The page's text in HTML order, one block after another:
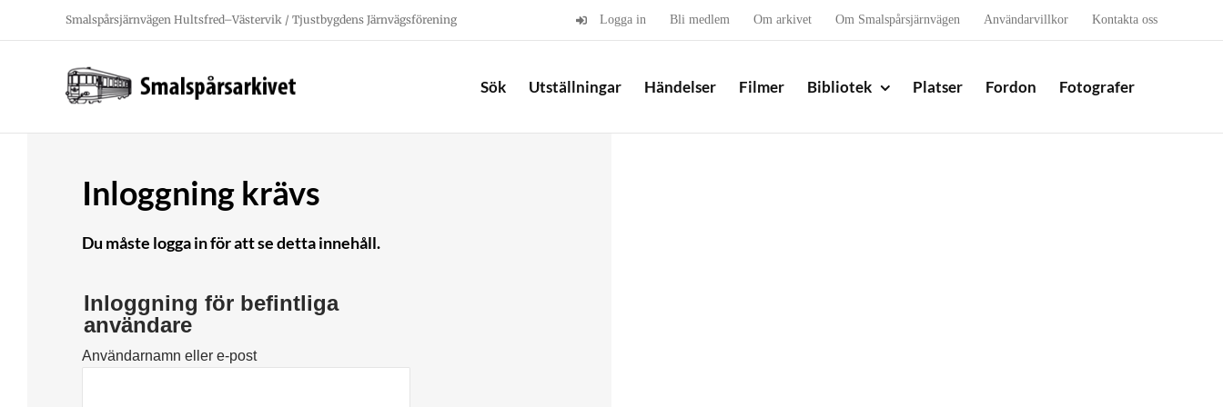
Smalspårsjärnvägen Hultsfred–Västervik / Tjustbygdens Järnvägsförening Logga in Bli medlem Om arkivet Om Smalspårsjärnvägen Användarvillkor Kontakta oss
Sök Utställningar Händelser Filmer Bibliotek Platser Fordon Fotografer
Inloggning krävs
Du måste logga in för att se detta innehåll.
Inloggning för befintliga
användare
Användarnamn eller e-post